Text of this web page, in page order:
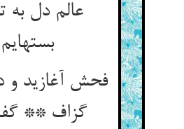
عالم دل به
بسته‏ایم‏
فحش آغازید و
گزاف **